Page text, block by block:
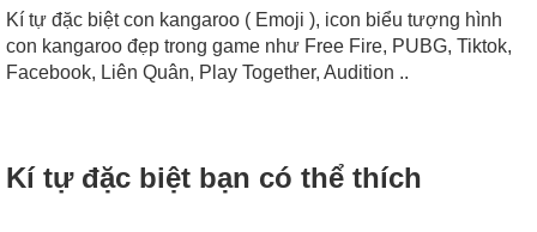
Kí tự đặc biệt con kangaroo ( Emoji ), icon biểu tượng hình
con kangaroo đẹp trong game như Free Fire, PUBG, Tiktok,
Facebook, Liên Quân, Play Together, Audition ..
Kí tự đặc biệt bạn có thể thích